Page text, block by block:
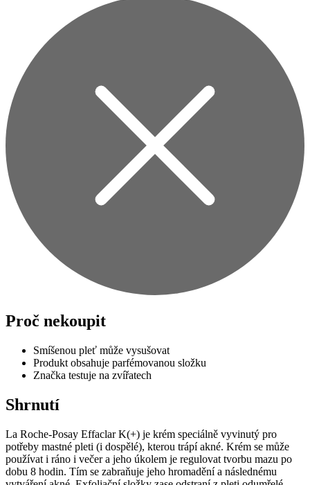
Proč nekoupit
Smíšenou pleť může vysušovat
Produkt obsahuje parfémovanou složku
Značka testuje na zvířatech
Shrnutí
La Roche-Posay Effaclar K(+) je krém speciálně vyvinutý pro
potřeby mastné pleti (i dospělé), kterou trápí akné. Krém se může
používat i ráno i večer a jeho úkolem je regulovat tvorbu mazu po
dobu 8 hodin. Tím se zabraňuje jeho hromadění a následnému